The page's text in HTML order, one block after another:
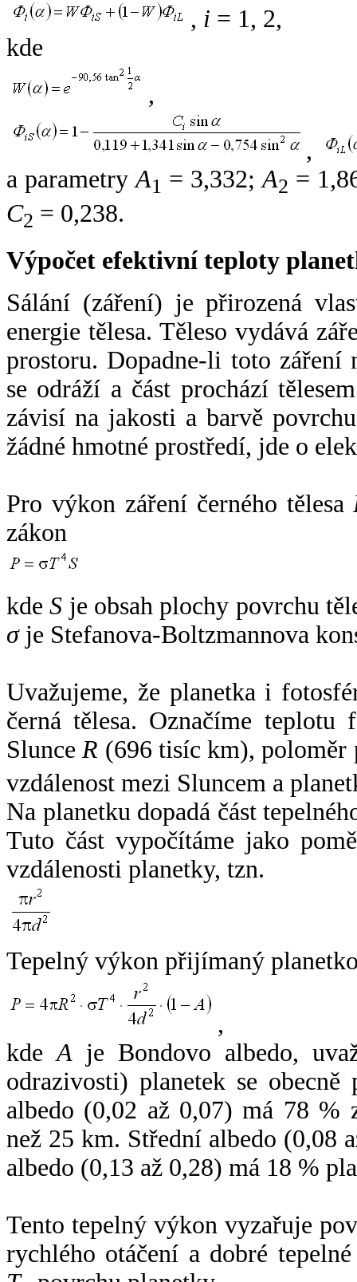
, i = 1, 2,
kde
,
,
a parametryA1 = 3,332;A2 =
C2 = 0,238.
Výpočet efektivní teploty
Sálání (záření) je přirozená
energie tělesa. Těleso vydává
prostoru. Dopadne-li toto záření
se odráží a část prochází
závisí na jakosti a barvě
žádné hmotné prostředí, jde o
Pro výkon záření černého tělesa
zákon
kdeS je obsah plochy povrchu
σje Stefanova-Boltzmannova
Uvažujeme, že planetka i
černá tělesa. Označíme
SlunceR (696 tisíc km),
vzdálenost mezi Sluncem a
Na planetku dopadá část
Tuto část vypočítáme jako
vzdálenosti planetky, tzn.
Tepelný výkon přijímaný
,
kdeA je Bondovo albedo,
odrazivosti) planetek se
albedo (0,02 až 0,07) má 78 %
než 25 km. Střední albedo (0,08
albedo (0,13 až 0,28) má 18 %
Tento tepelný výkon vyzařuje
rychlého otáčení a dobré